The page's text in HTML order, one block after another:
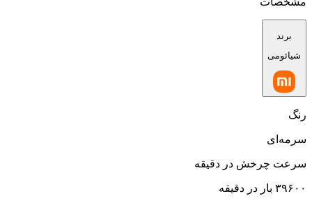
برند
شیائومی
رنگ
سرمه‌ای
سرعت چرخش در دقیقه
۳۹۶۰۰ بار در دقیقه